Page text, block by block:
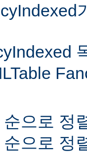
순으로 정
순으로 정